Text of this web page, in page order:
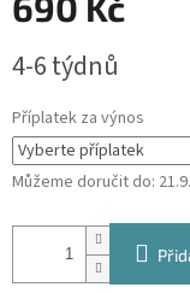
cena:
4-6 týdnů
Příplatek za výnos
Můžeme doručit do: